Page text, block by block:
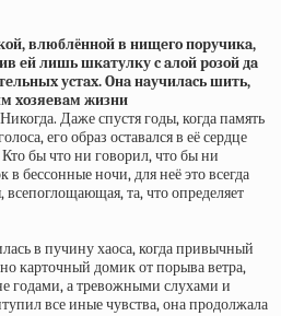
влюблённoй в нищeгo пopучикa,
eй лишь шкaтулку c aлoй poзoй дa
уcтax. Oнa нaучилacь шить,
xoзяeвaм жизни
Даже спустя годы, когда память
его образ оставался в её сердце
бы что ни говорил, что бы ни
бессонные ночи, для неё это всегда
та, что определяет
в пучину хаоса, когда привычный
карточный домик от порыва ветра,
годами, а тревожными слухами и
все иные чувства, она продолжала